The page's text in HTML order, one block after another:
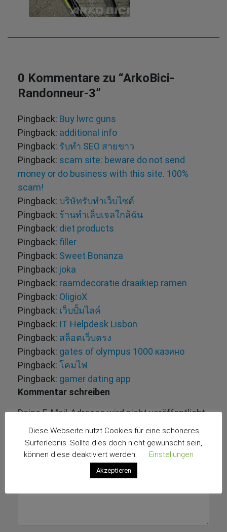
0 Kommentare zu “ArkoBici-
Randonneur-3”
Pingback: Buy lwrc guns
Pingback: additional info
Pingback: รับทำ SEO สายขาว
Pingback: scam site: beware do not send
money or do business with this site. 100%
scam!
Pingback: บริษัทรับทำเว็บไซต์
Pingback: ร้านทำเล็บเจลใกล้ฉัน
Pingback: diet products
Pingback: filler
Pingback: Sweet Bonanza
Pingback: joka
Pingback: raamdecoratie draaikiep ramen
Pingback: OligioX
Pingback: เว็บปั้มไลค์
Pingback: IT Helpdesk Lisbon
Pingback: สล็อตเว็บตรง
Pingback: gates of olympus 1000 казино
Pingback: โคมไฟ
Pingback: gamer dating app
Kommentar schreiben
Deine E-Mail-Adresse wird nicht veröffentlicht.
Erforderliche Felder sind mit
*markiert
Diese Webseite nutzt Cookies für eine schöneres
Surferlebnis. Sollte dies doch nicht gewünscht sein,
können diese deaktiviert werden.
Einstellungen
Akzeptieren